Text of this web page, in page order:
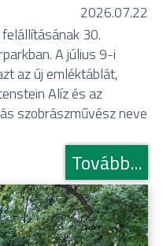
2026.07.22
30.
A július 9-i
az új emléktáblát,
Alíz és az
szobrászművész neve
Tovább...